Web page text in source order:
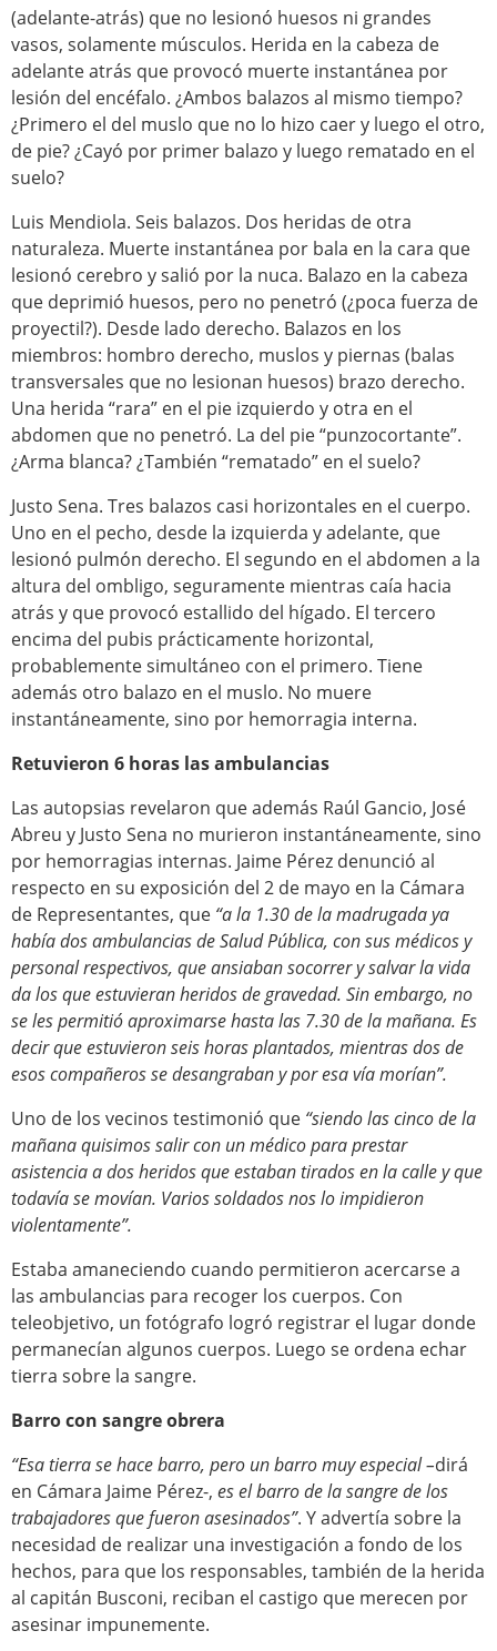
(adelante-atrás) que no lesionó huesos ni grandes
vasos, solamente músculos. Herida en la cabeza de
adelante atrás que provocó muerte instantánea por
lesión del encéfalo. ¿Ambos balazos al mismo tiempo?
¿Primero el del muslo que no lo hizo caer y luego el otro,
de pie? ¿Cayó por primer balazo y luego rematado en el
suelo?
Luis Mendiola. Seis balazos. Dos heridas de otra
naturaleza. Muerte instantánea por bala en la cara que
lesionó cerebro y salió por la nuca. Balazo en la cabeza
que deprimió huesos, pero no penetró (¿poca fuerza de
proyectil?). Desde lado derecho. Balazos en los
miembros: hombro derecho, muslos y piernas (balas
transversales que no lesionan huesos) brazo derecho.
Una herida “rara” en el pie izquierdo y otra en el
abdomen que no penetró. La del pie “punzocortante”.
¿Arma blanca? ¿También “rematado” en el suelo?
Justo Sena. Tres balazos casi horizontales en el cuerpo.
Uno en el pecho, desde la izquierda y adelante, que
lesionó pulmón derecho. El segundo en el abdomen a la
altura del ombligo, seguramente mientras caía hacia
atrás y que provocó estallido del hígado. El tercero
encima del pubis prácticamente horizontal,
probablemente simultáneo con el primero. Tiene
además otro balazo en el muslo. No muere
instantáneamente, sino por hemorragia interna.
Retuvieron 6 horas las ambulancias
Las autopsias revelaron que además Raúl Gancio, José
Abreu y Justo Sena no murieron instantáneamente, sino
por hemorragias internas. Jaime Pérez denunció al
respecto en su exposición del 2 de mayo en la Cámara
de Representantes, que “a la 1.30 de la madrugada ya
había dos ambulancias de Salud Pública, con sus médicos y
personal respectivos, que ansiaban socorrer y salvar la vida
da los que estuvieran heridos de gravedad. Sin embargo, no
se les permitió aproximarse hasta las 7.30 de la mañana. Es
decir que estuvieron seis horas plantados, mientras dos de
esos compañeros se desangraban y por esa vía morían”.
Uno de los vecinos testimonió que “siendo las cinco de la
mañana quisimos salir con un médico para prestar
asistencia a dos heridos que estaban tirados en la calle y que
todavía se movían. Varios soldados nos lo impidieron
violentamente”.
Estaba amaneciendo cuando permitieron acercarse a
las ambulancias para recoger los cuerpos. Con
teleobjetivo, un fotógrafo logró registrar el lugar donde
permanecían algunos cuerpos. Luego se ordena echar
tierra sobre la sangre.
Barro con sangre obrera
“Esa tierra se hace barro, pero un barro muy especial –dirá
en Cámara Jaime Pérez-, es el barro de la sangre de los
trabajadores que fueron asesinados”. Y advertía sobre la
necesidad de realizar una investigación a fondo de los
hechos, para que los responsables, también de la herida
al capitán Busconi, reciban el castigo que merecen por
asesinar impunemente.